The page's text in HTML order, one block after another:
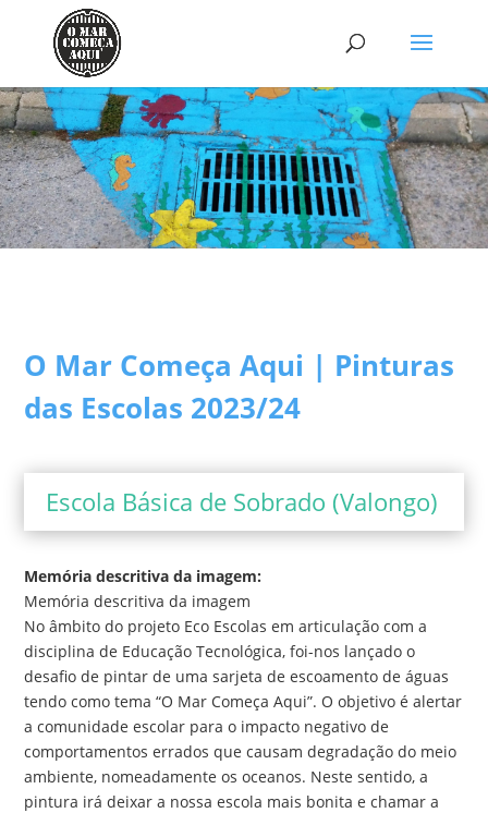
O Mar Começa Aqui | Pinturas
das Escolas 2023/24
Escola Básica de Sobrado (Valongo)
Memória descritiva da imagem:
Memória descritiva da imagem
No âmbito do projeto Eco Escolas em articulação com a
disciplina de Educação Tecnológica, foi-nos lançado o
desafio de pintar de uma sarjeta de escoamento de águas
tendo como tema “O Mar Começa Aqui”. O objetivo é alertar
a comunidade escolar para o impacto negativo de
comportamentos errados que causam degradação do meio
ambiente, nomeadamente os oceanos. Neste sentido, a
pintura irá deixar a nossa escola mais bonita e chamar a